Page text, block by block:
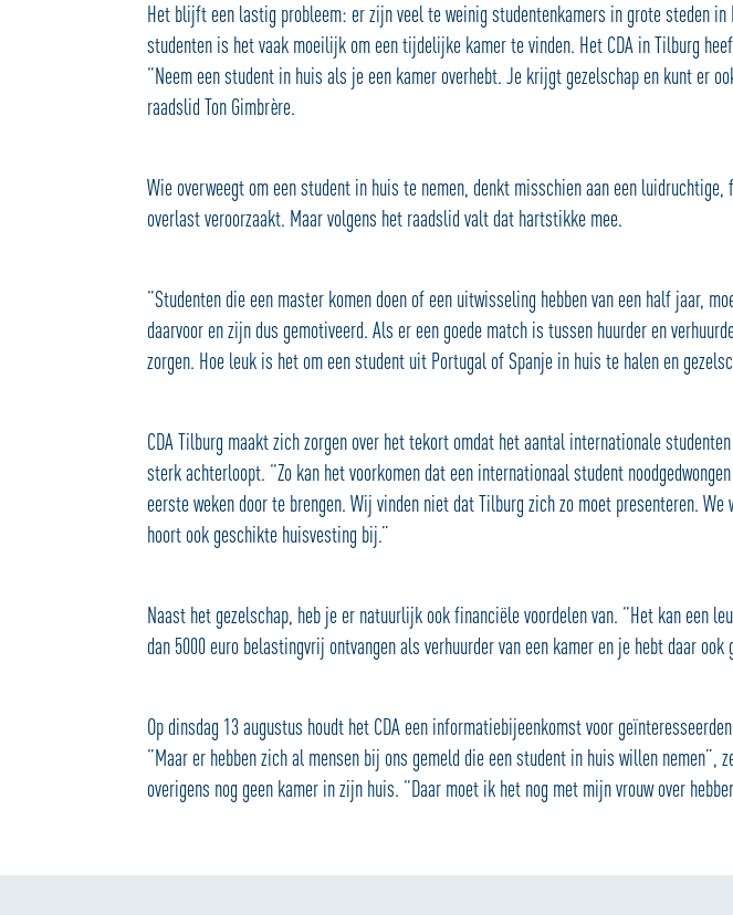
Het blijft een lastig probleem: er zijn veel te weinig studentenkamers in grote steden in
studenten is het vaak moeilijk om een tijdelijke kamer te vinden. Het CDA in Tilburg
“Neem een student in huis als je een kamer overhebt. Je krijgt gezelschap en kunt er
raadslid Ton Gimbrère.
Wie overweegt om een student in huis te nemen, denkt misschien aan een
overlast veroorzaakt. Maar volgens het raadslid valt dat hartstikke mee.
“Studenten die een master komen doen of een uitwisseling hebben van een half jaar,
daarvoor en zijn dus gemotiveerd. Als er een goede match is tussen huurder en
zorgen. Hoe leuk is het om een student uit Portugal of Spanje in huis te halen en
CDA Tilburg maakt zich zorgen over het tekort omdat het aantal internationale
sterk achterloopt. “Zo kan het voorkomen dat een internationaal student
eerste weken door te brengen. Wij vinden niet dat Tilburg zich zo moet presenteren.
hoort ook geschikte huisvesting bij.”
Naast het gezelschap, heb je er natuurlijk ook financiële voordelen van. “Het kan een
dan 5000 euro belastingvrij ontvangen als verhuurder van een kamer en je hebt daar ook
Op dinsdag 13 augustus houdt het CDA een informatiebijeenkomst voor
“Maar er hebben zich al mensen bij ons gemeld die een student in huis willen nemen”,
overigens nog geen kamer in zijn huis. “Daar moet ik het nog met mijn vrouw over